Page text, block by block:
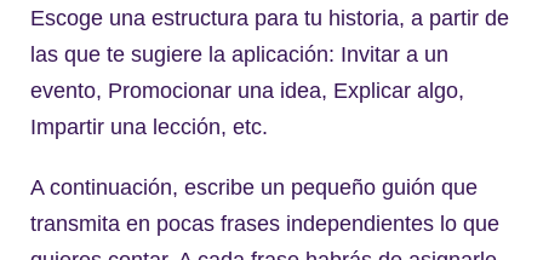
Escoge una estructura para tu historia, a partir de
las que te sugiere la aplicación: Invitar a un
evento, Promocionar una idea, Explicar algo,
Impartir una lección, etc.
A continuación, escribe un pequeño guión que
transmita en pocas frases independientes lo que